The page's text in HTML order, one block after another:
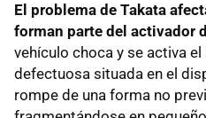
El problema de Takata
forman parte del activador
vehículo choca y se activa el
defectuosa situada en el
rompe de una forma no